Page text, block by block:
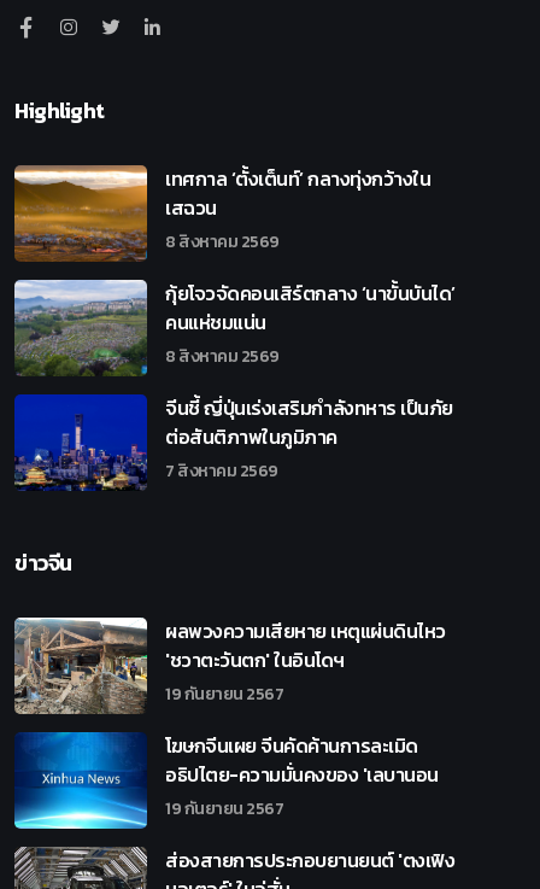
Highlight
เทศกาล ‘ตั้งเต็นท์’ กลางทุ่งกว้างใน
เสฉวน
8 สิงหาคม 2569
กุ้ยโจวจัดคอนเสิร์ตกลาง ‘นาขั้นบันได’
คนแห่ชมแน่น
8 สิงหาคม 2569
จีนชี้ ญี่ปุ่นเร่งเสริมกำลังทหาร เป็นภัย
ต่อสันติภาพในภูมิภาค
7 สิงหาคม 2569
ข่าวจีน
ผลพวงความเสียหาย เหตุแผ่นดินไหว
'ชวาตะวันตก' ในอินโดฯ
19 กันยายน 2567
โฆษกจีนเผย จีนคัดค้านการละเมิด
อธิปไตย-ความมั่นคงของ 'เลบานอน
19 กันยายน 2567
ส่องสายการประกอบยานยนต์ 'ตงเฟิง